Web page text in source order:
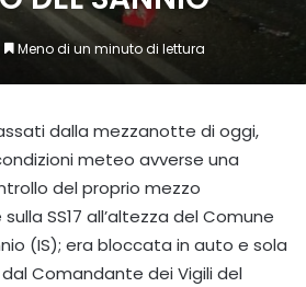
Meno di un minuto di lettura
dalla mezzanotte di oggi,
meteo avverse una
del proprio mezzo
SS17 all’altezza del Comune
(IS); era bloccata in auto e sola
Comandante dei Vigili del